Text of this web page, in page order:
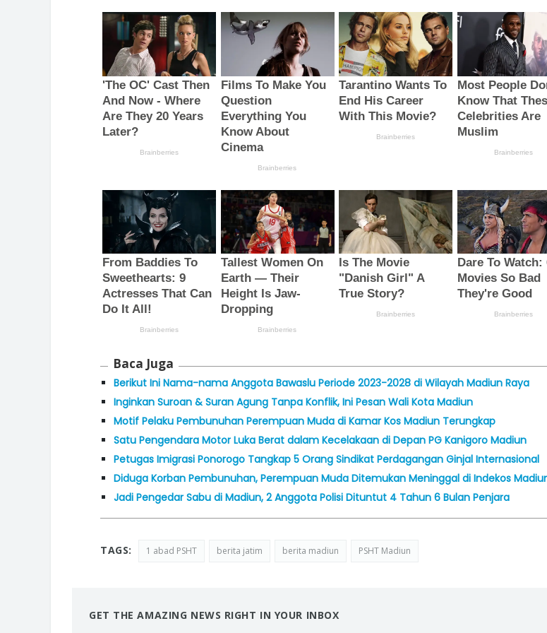
Baca Juga
Berikut Ini Nama-nama Anggota Bawaslu Periode 2023-2028 di Wilayah Madiun Raya
Inginkan Suroan & Suran Agung Tanpa Konflik, Ini Pesan Wali Kota Madiun
Motif Pelaku Pembunuhan Perempuan Muda di Kamar Kos Madiun Terungkap
Satu Pengendara Motor Luka Berat dalam Kecelakaan di Depan PG Kanigoro Madiun
Petugas Imigrasi Ponorogo Tangkap 5 Orang Sindikat Perdagangan Ginjal Internasional
Diduga Korban Pembunuhan, Perempuan Muda Ditemukan Meninggal di Indekos
Jadi Pengedar Sabu di Madiun, 2 Anggota Polisi Dituntut 4 Tahun 6 Bulan Penjara
TAGS: 1 abad PSHT berita jatim berita madiun PSHT Madiun
GET THE AMAZING NEWS RIGHT IN YOUR INBOX